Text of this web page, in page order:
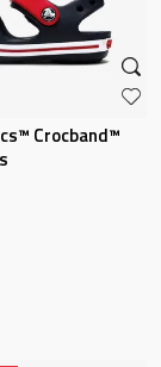
Crocband™